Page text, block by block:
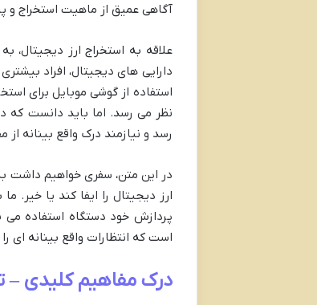
آگاهی عمیق از ماهیت استخراج و
علاقه به استخراج ارز
دارایی های دیجیتال، افراد
استفاده از گوشی موبایل برای
نظر می رسد. اما باید دانست که
رسد و نیازمند درک واقع بینانه
در این متن، سفری خواهیم داشت
ارز دیجیتال را ایفا کند یا خیر.
پردازش خود دستگاه استفاده
است که انتظارات واقع بینانه ای
درک مفاهیم کلیدی –